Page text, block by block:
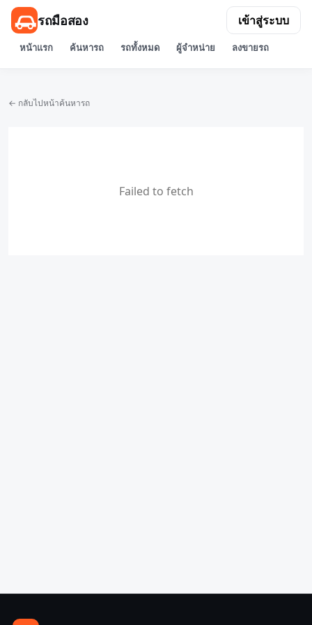
รถมือสอง
หน้าแรก ค้นหารถ รถทั้งหมด ผู้จำหน่าย ลงขายรถ
เข้าสู่ระบบ
← กลับไปหน้าค้นหารถ
Failed to fetch